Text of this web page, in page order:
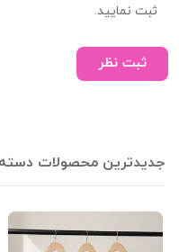
ثبت نمایید.
ثبت نظر
جدیدترین محصولات